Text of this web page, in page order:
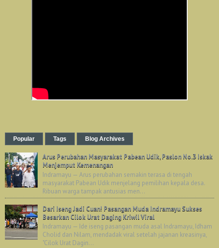
Popular Tags Blog Archives
Arus Perubahan Masyarakat Pabean Udik, Paslon No.3 Iskak
Menjemput Kemenangan
Indramayu — Arus perubahan semakin terasa di tengah
masyarakat Pabean Udik menjelang pemilihan kepala desa.
Ribuan warga tampak antusias men...
Dari Iseng Jadi Cuan! Pasangan Muda Indramayu Sukses
Besarkan Cilok Urat Daging Kriwil Viral
Indramayu — Ide iseng pasangan muda asal Indramayu, Idham
Cholid dan Nilam, mendadak viral setelah jajanan kreasinya,
"Cilok Urat Dagin...